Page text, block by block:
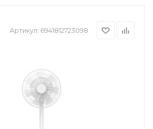
Артикул: 6941812723098